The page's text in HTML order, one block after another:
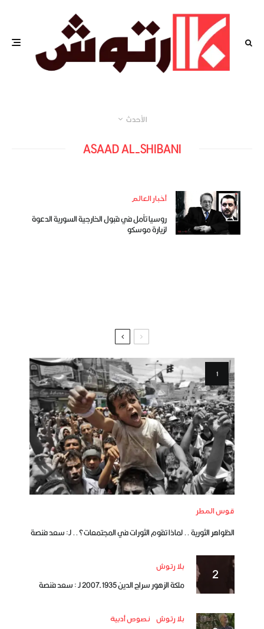
الأحدث
ASAAD AL-SHIBANI
أخبار العالم
روسيا تأمل في قبول الخارجية السورية الدعوة
لزيارة موسكو
قوس المطر
الظواهر الثورية .. لماذا تقوم الثورات في المجتمعات؟.. لـ: سعد فنصة
بلا رتوش
ملكة الزهور سراج الدين 1935 ـ2007 لـ : سعد فنصة
بلا رتوش نصوص أدبية